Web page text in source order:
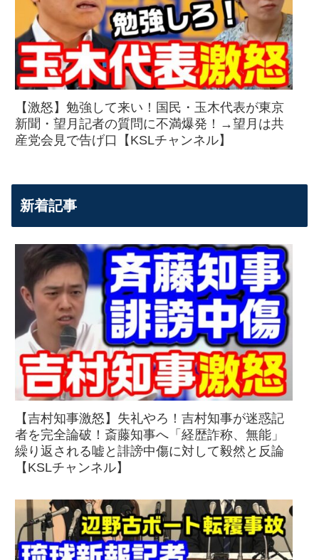
【激怒】勉強して来い！国民・玉木代表が東京
新聞・望月記者の質問に不満爆発！→望月は共
産党会見で告げ口【KSLチャンネル】
新着記事
【吉村知事激怒】失礼やろ！吉村知事が迷惑記
者を完全論破！斎藤知事へ「経歴詐称、無能」
繰り返される嘘と誹謗中傷に対して毅然と反論
【KSLチャンネル】